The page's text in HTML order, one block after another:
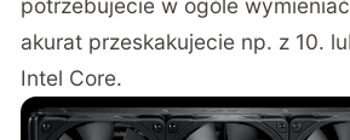
potrzebujecie w ogóle
akurat przeskakujecie np. z 10.
Intel Core.